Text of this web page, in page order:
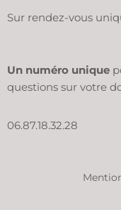
Sur rendez-vous
Un numéro unique
questions sur votre
06.87.18.32.28